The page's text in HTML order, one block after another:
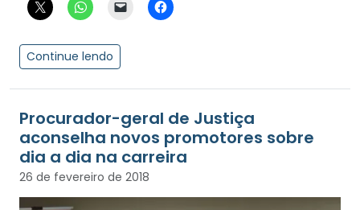
Continue lendo
Procurador-geral de Justiça
aconselha novos promotores sobre
dia a dia na carreira
26 de fevereiro de 2018